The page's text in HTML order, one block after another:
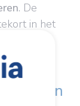
. De
in het